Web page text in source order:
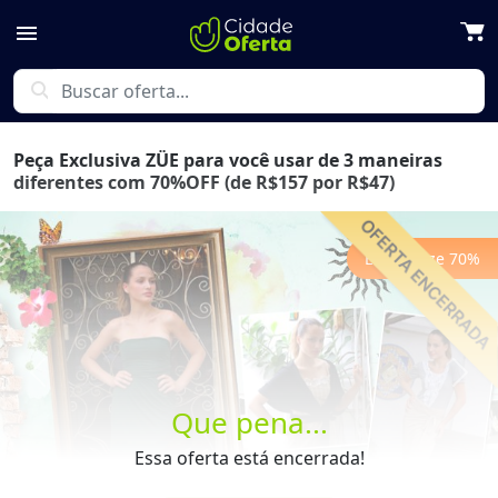
menu
search
Que pena...
Essa oferta está encerrada!
Peça Exclusiva ZÜE para você usar de 3 maneiras
diferentes com 70%OFF (de R$157 por R$47)
Economize 70%
Previous Next